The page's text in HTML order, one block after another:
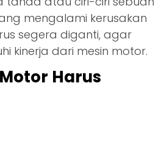
mengalami kerusakan
segera diganti, agar
kinerja dari mesin motor.
Harus